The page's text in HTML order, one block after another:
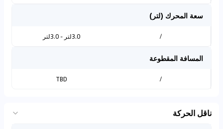
سعة المحرك (لتر)
/ 3.0لتر - 3.0لتر
المسافة المقطوعة
/
TBD
ناقل الحركة